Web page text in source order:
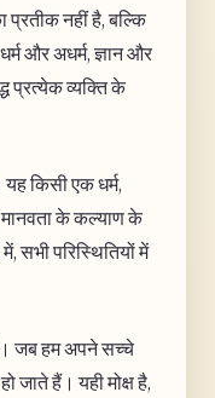
प्रतीक नहीं है, बल्कि
और अधर्म, ज्ञान और
प्रत्येक व्यक्ति के
किसी एक धर्म,
मानवता के कल्याण के
सभी परिस्थितियों में
जब हम अपने सच्चे
जाते हैं। यही मोक्ष है,